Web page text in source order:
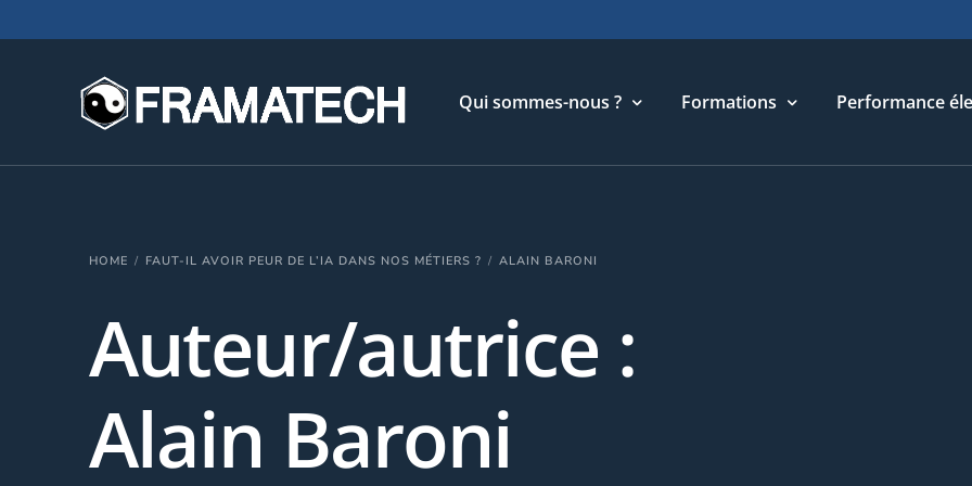
Qui sommes-nous ?
Notre métier
L’équipe
Formations Performance
HOME FAUT-IL AVOIR PEUR DE L’IA DANS NOS MÉTIERS ? ALAIN BARONI
Auteur/autrice :
Alain Baroni